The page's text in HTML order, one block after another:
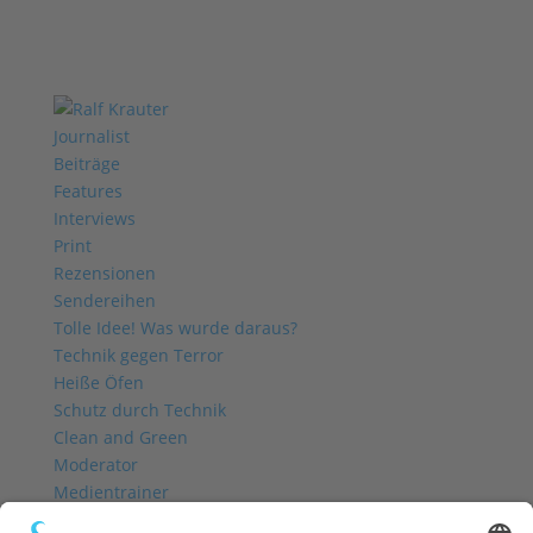
Journalist
Beiträge
Features
Interviews
Print
Rezensionen
Sendereihen
Tolle Idee! Was wurde daraus?
Technik gegen Terror
Heiße Öfen
Schutz durch Technik
Clean and Green
Moderator
Medientrainer